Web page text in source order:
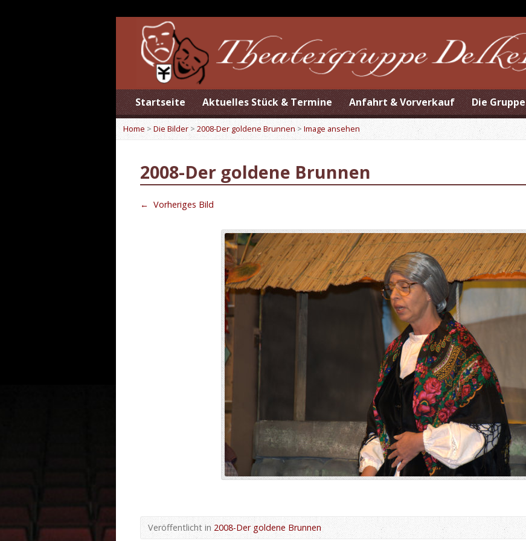
Startseite Aktuelles Stück & Termine Anfahrt & Vorverkauf Die Gruppe
Home > Die Bilder >2008-Der goldene Brunnen>Image ansehen
2008-Der goldene Brunnen
← Vorheriges Bild
Veröffentlicht in 2008-Der goldene Brunnen